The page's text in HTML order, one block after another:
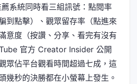
系統同時看三組訊號：點閱率
到點擊）、觀眾留存率（點進來
意度（按讚、分享、看完有沒有
官方 Creator Insider 公開
眾佔平台觀看時間超過七成，這
幾秒的決勝都在小螢幕上發生。